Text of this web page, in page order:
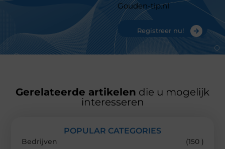
Gouden-tip.nl
Registreer nu!
Gerelateerde artikelen die u mogelijk
interesseren
POPULAR CATEGORIES
Bedrijven
(150 )